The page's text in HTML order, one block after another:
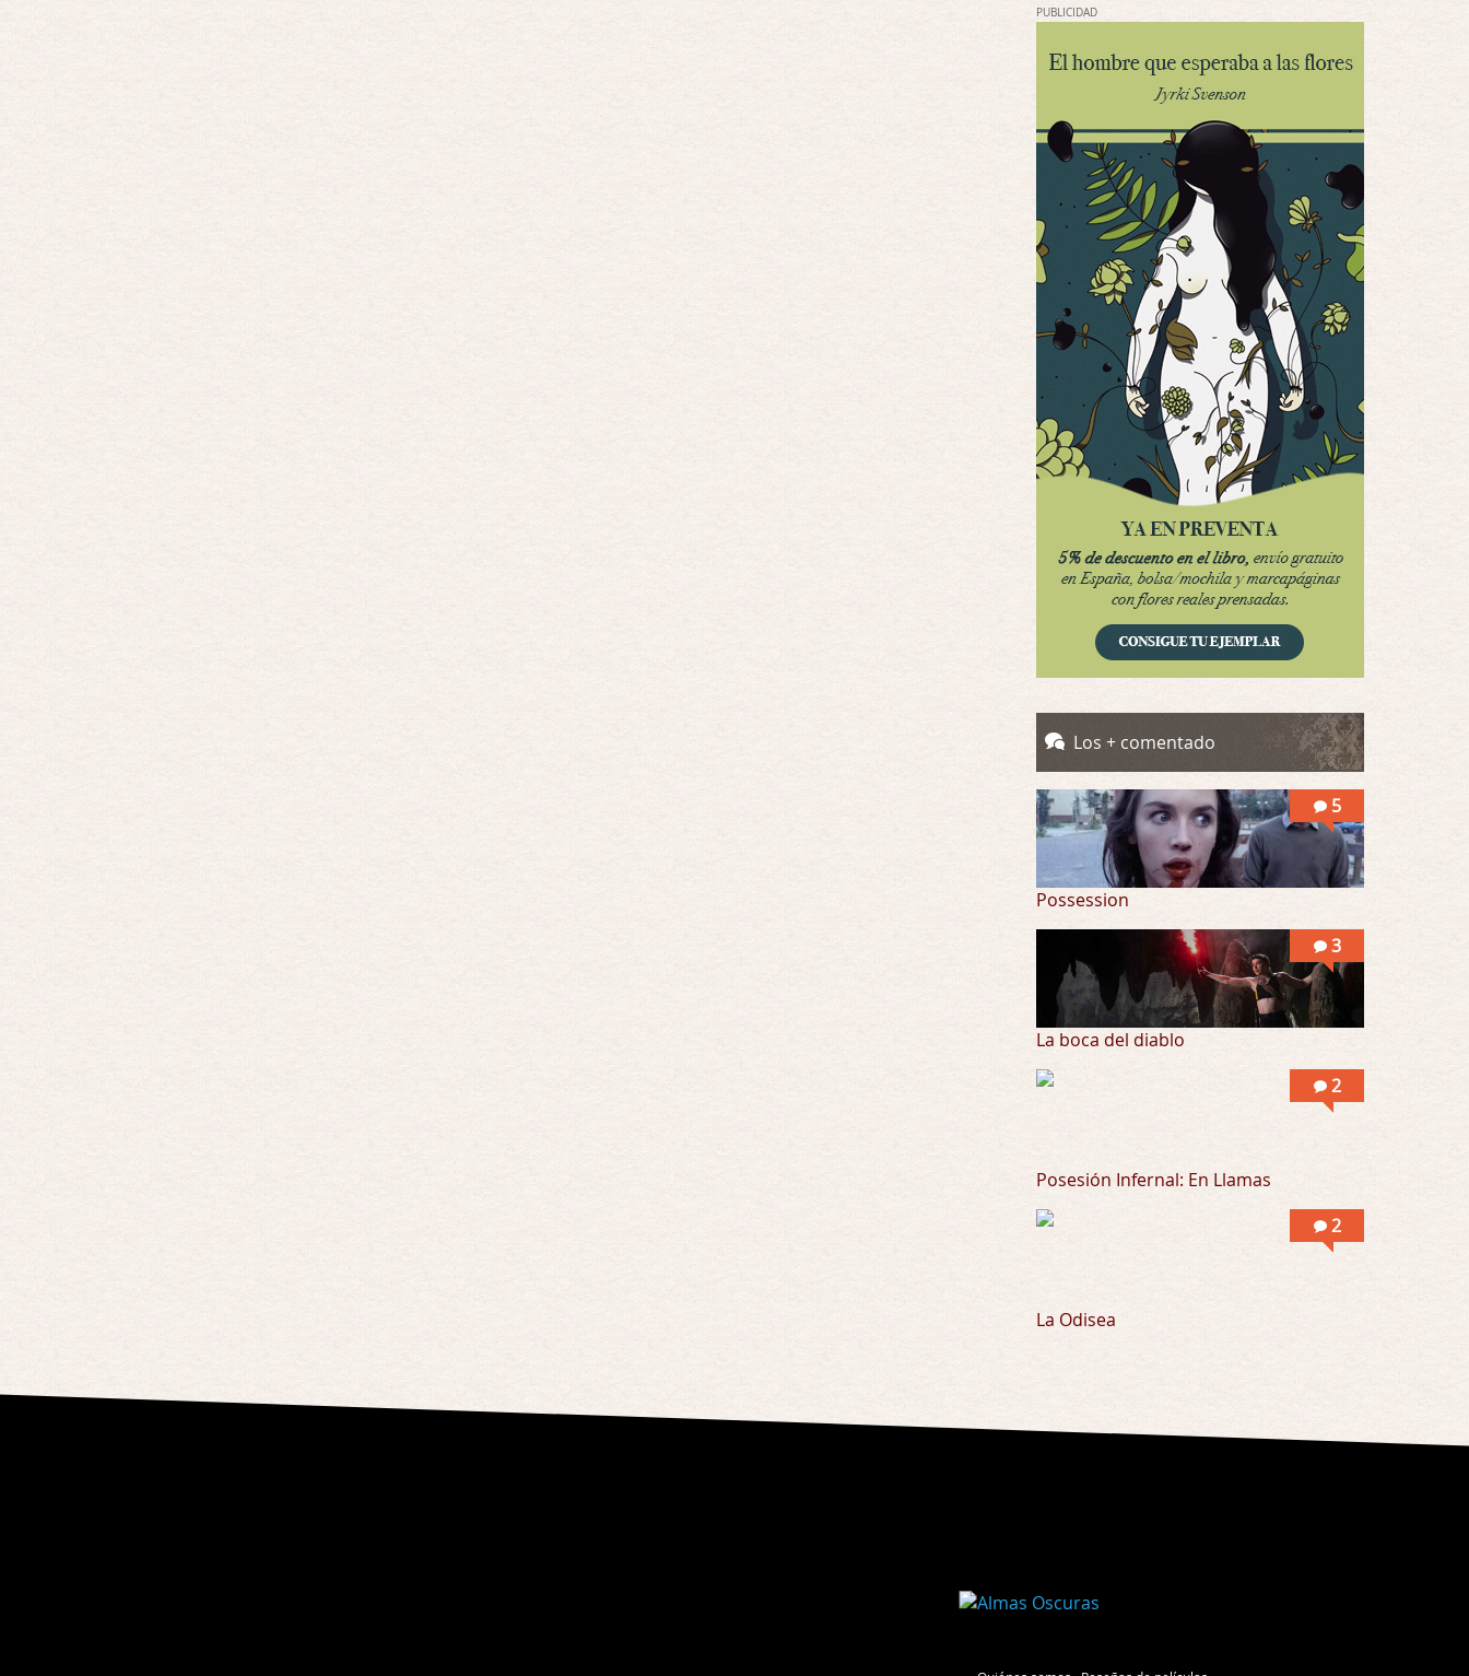
Posesión Infernal: En Llamas
Yo justo fui a verla ayer al cine y la ver …
Por encima de tu cadáver
Por: Luar
Interesante cuando avanza, le falta algo d …
Por encima de tu cadáver
Por: Luar
Interesante cuando avanza, le falta algo d …
Possession
Se llama la posesión en castellano, está …
Obsession
Por: Mariano
Obsession
Por: Chica Stark
Possession
Llevo toda una vida para verla y nunca lo …
Posesión Infernal: En Llamas
Por: Skalope
PUBLICIDAD
Los + comentado
5
Possession
3
La boca del diablo
2
Posesión Infernal: En Llamas
2
La Odisea